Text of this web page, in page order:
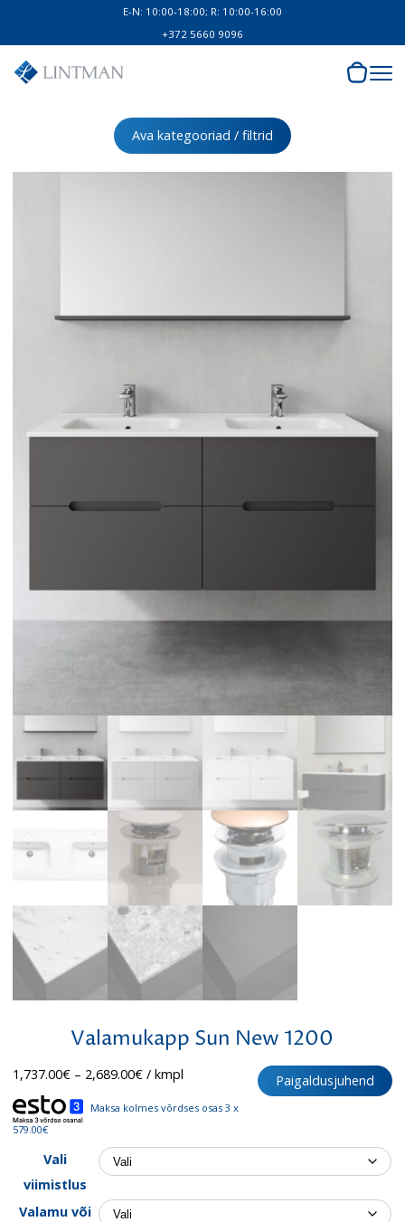
E-N: 10:00-18:00; R: 10:00-16:00
+372 5660 9096
Ava kategooriad / filtrid
Valamukapp Sun New 1200
Paigaldusjuhend
1,737.00€ – 2,689.00€Hinnavahemik:
kuni
/ kmpl
Maksa kolmes võrdses osas 3 x
579.00€
Vali
viimistlus
Valamu või